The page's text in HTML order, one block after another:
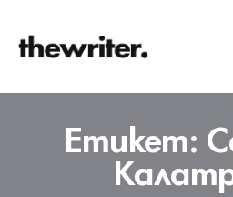
Етикет: